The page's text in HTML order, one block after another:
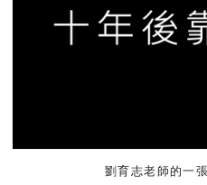
劉育志老師的一